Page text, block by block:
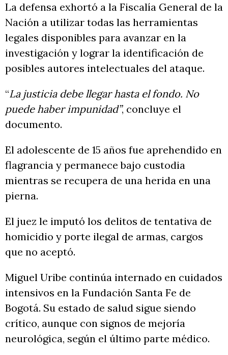
La defensa exhortó a la Fiscalía General de la
Nación a utilizar todas las herramientas
legales disponibles para avanzar en la
investigación y lograr la identificación de
posibles autores intelectuales del ataque.
“La justicia debe llegar hasta el fondo. No
puede haber impunidad”, concluye el
documento.
El adolescente de 15 años fue aprehendido en
flagrancia y permanece bajo custodia
mientras se recupera de una herida en una
pierna.
El juez le imputó los delitos de tentativa de
homicidio y porte ilegal de armas, cargos
que no aceptó.
Miguel Uribe continúa internado en cuidados
intensivos en la Fundación Santa Fe de
Bogotá. Su estado de salud sigue siendo
crítico, aunque con signos de mejoría
neurológica, según el último parte médico.